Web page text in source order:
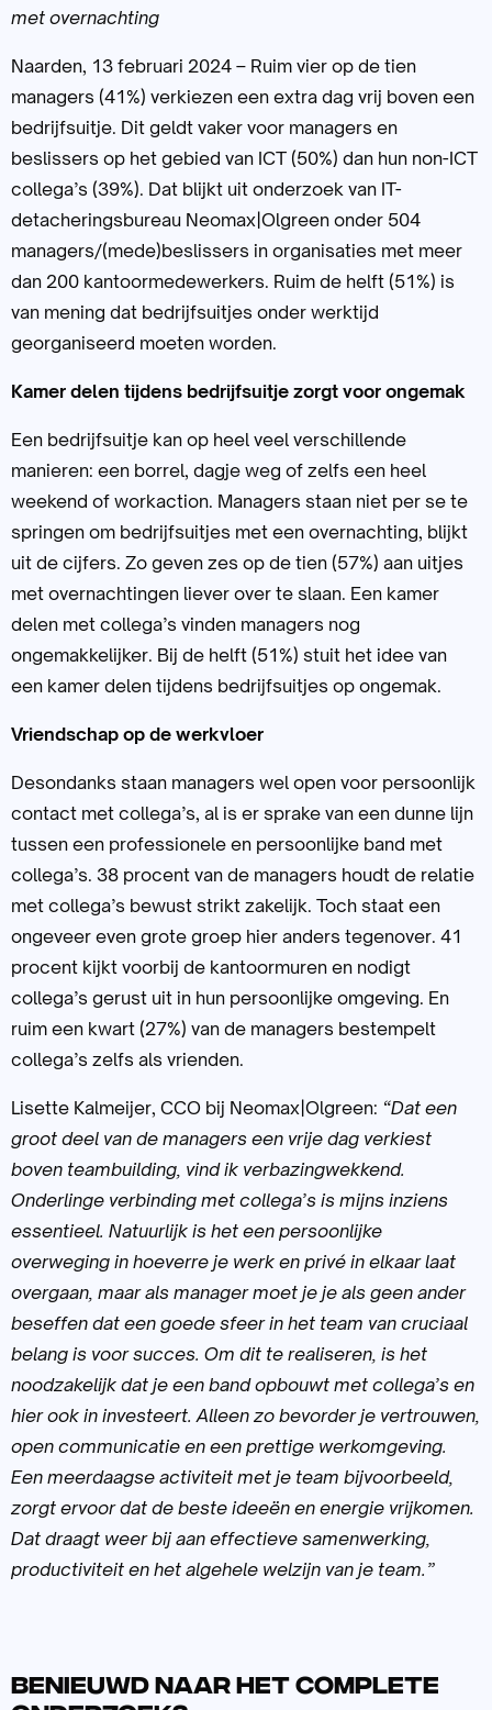
met overnachting
Naarden, 13 februari 2024 – Ruim vier op de tien
managers (41%) verkiezen een extra dag vrij boven een
bedrijfsuitje. Dit geldt vaker voor managers en
beslissers op het gebied van ICT (50%) dan hun non-ICT
collega’s (39%). Dat blijkt uit onderzoek van IT-
detacheringsbureau Neomax|Olgreen onder 504
managers/(mede)beslissers in organisaties met meer
dan 200 kantoormedewerkers. Ruim de helft (51%) is
van mening dat bedrijfsuitjes onder werktijd
georganiseerd moeten worden.
Kamer delen tijdens bedrijfsuitje zorgt voor ongemak
Een bedrijfsuitje kan op heel veel verschillende
manieren: een borrel, dagje weg of zelfs een heel
weekend of workaction. Managers staan niet per se te
springen om bedrijfsuitjes met een overnachting, blijkt
uit de cijfers. Zo geven zes op de tien (57%) aan uitjes
met overnachtingen liever over te slaan. Een kamer
delen met collega’s vinden managers nog
ongemakkelijker. Bij de helft (51%) stuit het idee van
een kamer delen tijdens bedrijfsuitjes op ongemak.
Vriendschap op de werkvloer
Desondanks staan managers wel open voor persoonlijk
contact met collega’s, al is er sprake van een dunne lijn
tussen een professionele en persoonlijke band met
collega’s. 38 procent van de managers houdt de relatie
met collega’s bewust strikt zakelijk. Toch staat een
ongeveer even grote groep hier anders tegenover. 41
procent kijkt voorbij de kantoormuren en nodigt
collega’s gerust uit in hun persoonlijke omgeving. En
ruim een kwart (27%) van de managers bestempelt
collega’s zelfs als vrienden.
Lisette Kalmeijer, CCO bij Neomax|Olgreen: “Dat een
groot deel van de managers een vrije dag verkiest
boven teambuilding, vind ik verbazingwekkend.
Onderlinge verbinding met collega’s is mijns inziens
essentieel. Natuurlijk is het een persoonlijke
overweging in hoeverre je werk en privé in elkaar laat
overgaan, maar als manager moet je je als geen ander
beseffen dat een goede sfeer in het team van cruciaal
belang is voor succes. Om dit te realiseren, is het
noodzakelijk dat je een band opbouwt met collega’s en
hier ook in investeert. Alleen zo bevorder je vertrouwen,
open communicatie en een prettige werkomgeving.
Een meerdaagse activiteit met je team bijvoorbeeld,
zorgt ervoor dat de beste ideeën en energie vrijkomen.
Dat draagt weer bij aan effectieve samenwerking,
productiviteit en het algehele welzijn van je team.”
Benieuwd naar het complete